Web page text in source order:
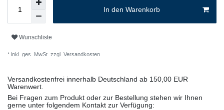
In den Warenkorb
Wunschliste
* inkl. ges. MwSt. zzgl. Versandkosten
Versandkostenfrei innerhalb Deutschland ab 150,00 EUR
Warenwert.
Bei Fragen zum Produkt oder zur Bestellung stehen wir Ihnen
gerne unter folgendem Kontakt zur Verfügung: